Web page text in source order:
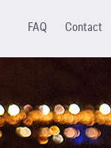
FAQ Contact